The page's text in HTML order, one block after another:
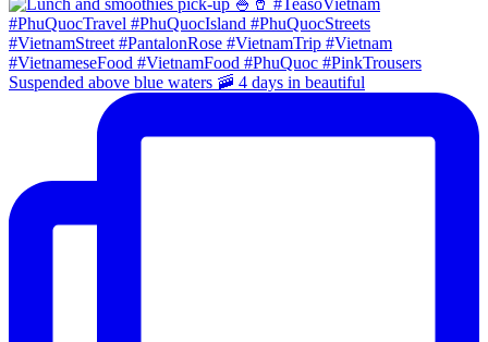
Suspended above blue waters 🚠 4 days in beautiful